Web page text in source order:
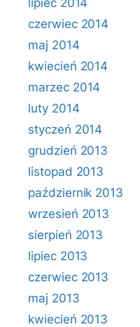
lipiec 2014
czerwiec 2014
maj 2014
kwiecień 2014
marzec 2014
luty 2014
styczeń 2014
grudzień 2013
listopad 2013
październik 2013
wrzesień 2013
sierpień 2013
lipiec 2013
czerwiec 2013
maj 2013
kwiecień 2013